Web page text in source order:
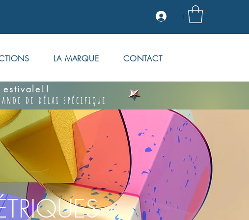
+
LA MARQUE CONTACT
de délai spécifique